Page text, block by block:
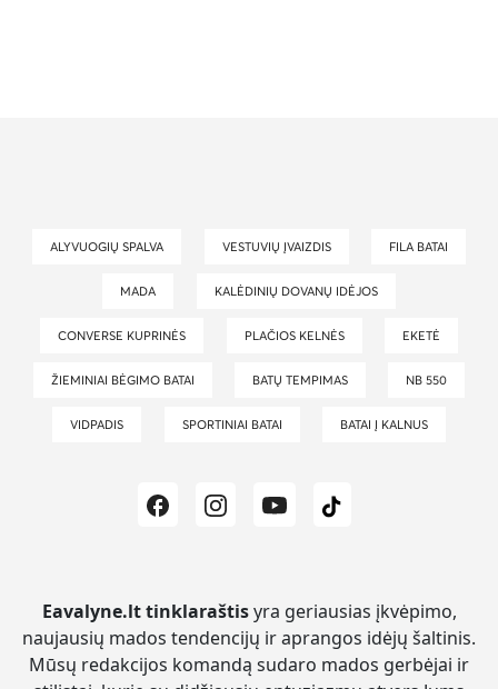
ALYVUOGIŲ SPALVA VESTUVIŲ ĮVAIZDIS FILA BATAI
MADA KALĖDINIŲ DOVANŲ IDĖJOS
CONVERSE KUPRINĖS PLAČIOS KELNĖS EKETĖ
ŽIEMINIAI BĖGIMO BATAI BATŲ TEMPIMAS NB 550
VIDPADIS SPORTINIAI BATAI BATAI Į KALNUS
Eavalyne.lt tinklaraštisyra geriausias įkvėpimo,
naujausių mados tendencijų ir aprangos idėjų šaltinis.
Mūsų redakcijos komandą sudaro mados gerbėjai ir